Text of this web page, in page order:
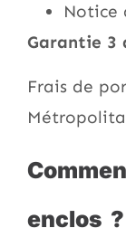
Notice
Garantie 3
Frais de
enclos ?